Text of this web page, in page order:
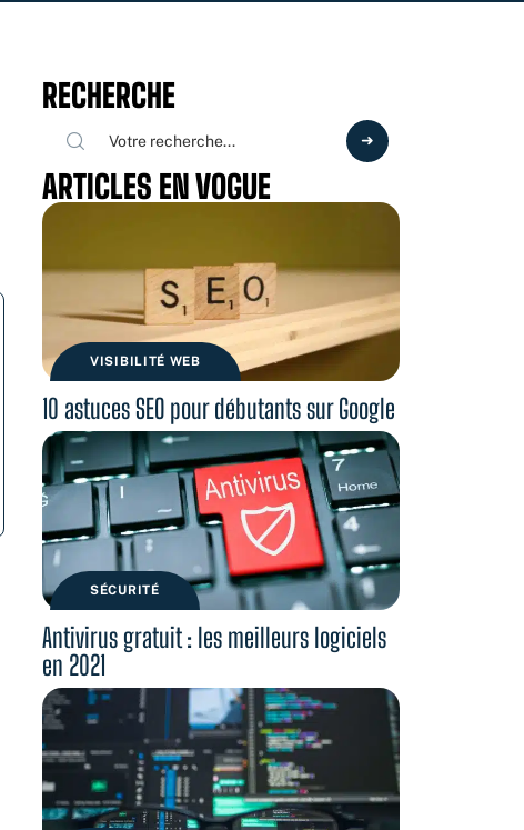
RECHERCHE
ARTICLES EN VOGUE
VISIBILITÉ WEB
10 astuces SEO pour débutants sur Google
SÉCURITÉ
Antivirus gratuit : les meilleurs logiciels
en 2021